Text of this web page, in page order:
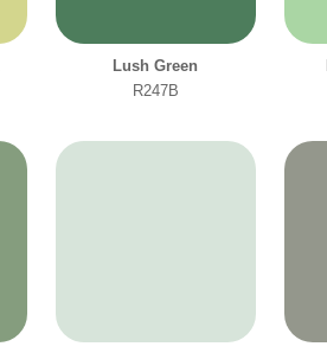
Lush Green
R247B